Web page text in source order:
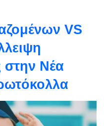
VS
στην Νέα